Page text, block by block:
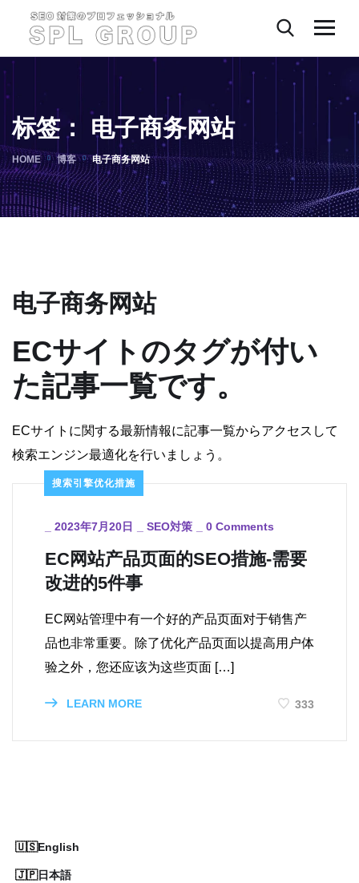
标签： 电子商务网站
HOME 博客 电子商务网站
电子商务网站
ECサイトのタグが付い
た記事一覧です。
ECサイトに関する最新情報に記事一覧からアクセスして
検索エンジン最適化を行いましょう。
搜索引擎优化措施
2023年7月20日 SEO対策 0 Comments
EC网站产品页面的SEO措施-需要
改进的5件事
EC网站管理中有一个好的产品页面对于销售产
品也非常重要。除了优化产品页面以提高用户体
验之外，您还应该为这些页面 […]
LEARN MORE 333
English
日本語